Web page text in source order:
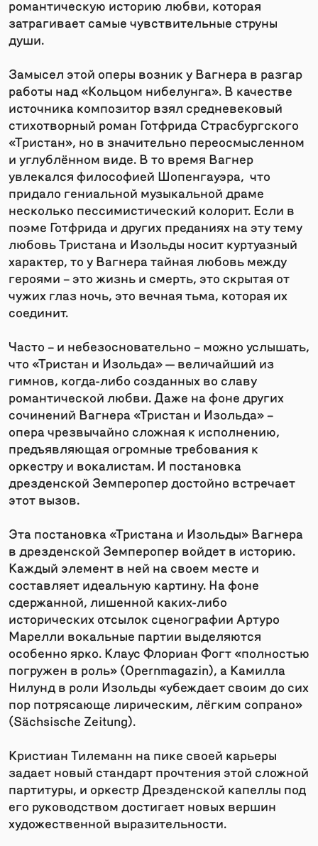
романтическую историю любви, которая
затрагивает самые чувствительные струны
души.
Замысел этой оперы возник у Вагнера в разгар
работы над «Кольцом нибелунга». В качестве
источника композитор взял средневековый
стихотворный роман Готфрида Страсбургского
«Тристан», но в значительно переосмысленном
и углублённом виде. В то время Вагнер
увлекался философией Шопенгауэра, что
придало гениальной музыкальной драме
несколько пессимистический колорит. Если в
поэме Готфрида и других преданиях на эту тему
любовь Тристана и Изольды носит куртуазный
характер, то у Вагнера тайная любовь между
героями – это жизнь и смерть, это скрытая от
чужих глаз ночь, это вечная тьма, которая их
соединит.
Часто – и небезосновательно – можно услышать,
что «Тристан и Изольда» — величайший из
гимнов, когда-либо созданных во славу
романтической любви. Даже на фоне других
сочинений Вагнера «Тристан и Изольда» –
опера чрезвычайно сложная к исполнению,
предъявляющая огромные требования к
оркестру и вокалистам. И постановка
дрезденской Земперопер достойно встречает
этот вызов.
Эта постановка «Тристана и Изольды» Вагнера
в дрезденской Земперопер войдет в историю.
Каждый элемент в ней на своем месте и
составляет идеальную картину. На фоне
сдержанной, лишенной каких-либо
исторических отсылок сценографии Артуро
Марелли вокальные партии выделяются
особенно ярко. Клаус Флориан Фогт «полностью
погружен в роль» (Opernmagazin), а Камилла
Нилунд в роли Изольды «убеждает своим до сих
пор потрясающе лирическим, лёгким сопрано»
(Sächsische Zeitung).
Кристиан Тилеманн на пике своей карьеры
задает новый стандарт прочтения этой сложной
партитуры, и оркестр Дрезденской капеллы под
его руководством достигает новых вершин
художественной выразительности.